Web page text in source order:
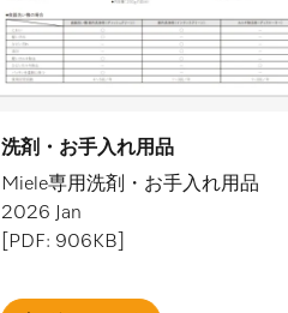
洗剤・お手入れ用品
Miele専用洗剤・お手入れ用品
2026 Jan
[PDF: 906KB]